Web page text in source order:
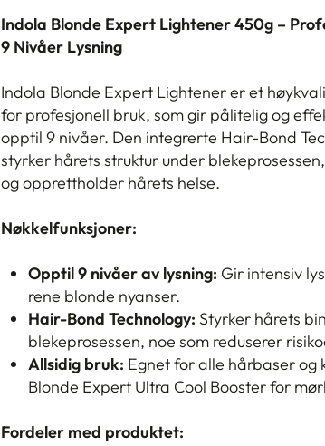
Indola Blonde Expert Lightener 450g –
9 Nivåer Lysning
Indola Blonde Expert Lightener er et
for profesjonell bruk, som gir pålitelig og
opptil 9 nivåer. Den integrerte Hair-Bond
styrker hårets struktur under
og opprettholder hårets helse.
Nøkkelfunksjoner:
Opptil 9 nivåer av lysning: Gir intensiv
rene blonde nyanser.
Hair-Bond Technology: Styrker hårets
blekeprosessen, noe som reduserer
Allsidig bruk: Egnet for alle hårbaser og
Blonde Expert Ultra Cool Booster for
Fordeler med produktet: